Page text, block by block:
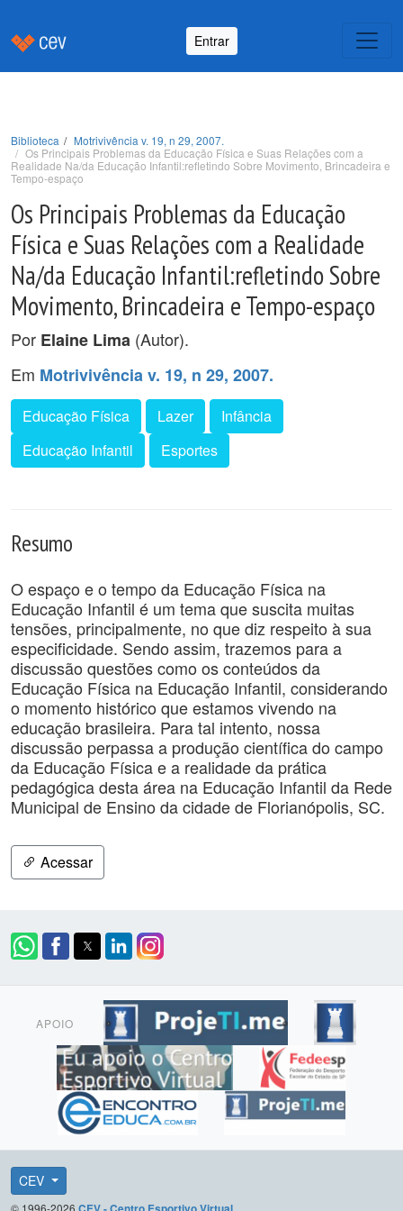
Entrar
Biblioteca
Motrivivência v. 19, n 29, 2007.
Os Principais Problemas da Educação Física e Suas Relações com a
Realidade Na/da Educação Infantil:refletindo Sobre Movimento, Brincadeira e
Tempo-espaço
Os Principais Problemas da Educação
Física e Suas Relações com a Realidade
Na/da Educação Infantil:refletindo Sobre
Movimento, Brincadeira e Tempo-espaço
Por Elaine Lima (Autor).
Em Motrivivência v. 19, n 29, 2007.
Educação Física Lazer
Infância
Educação Infantil
Esportes
Resumo
O espaço e o tempo da Educação Física na
Educação Infantil é um tema que suscita muitas
tensões, principalmente, no que diz respeito à sua
especificidade. Sendo assim, trazemos para a
discussão questões como os conteúdos da
Educação Física na Educação Infantil, considerando
o momento histórico que estamos vivendo na
educação brasileira. Para tal intento, nossa
discussão perpassa a produção científica do campo
da Educação Física e a realidade da prática
pedagógica desta área na Educação Infantil da Rede
Municipal de Ensino da cidade de Florianópolis, SC.
Acessar
APOIO
CEV
© 1996-2026